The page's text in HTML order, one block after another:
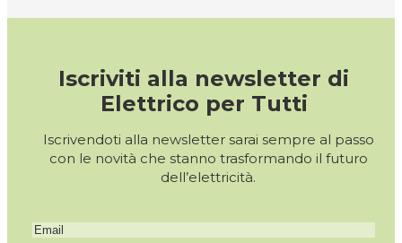
Iscriviti alla newsletter di
Elettrico per Tutti
Iscrivendoti alla newsletter sarai sempre al passo
con le novità che stanno trasformando il futuro
dell’elettricità.